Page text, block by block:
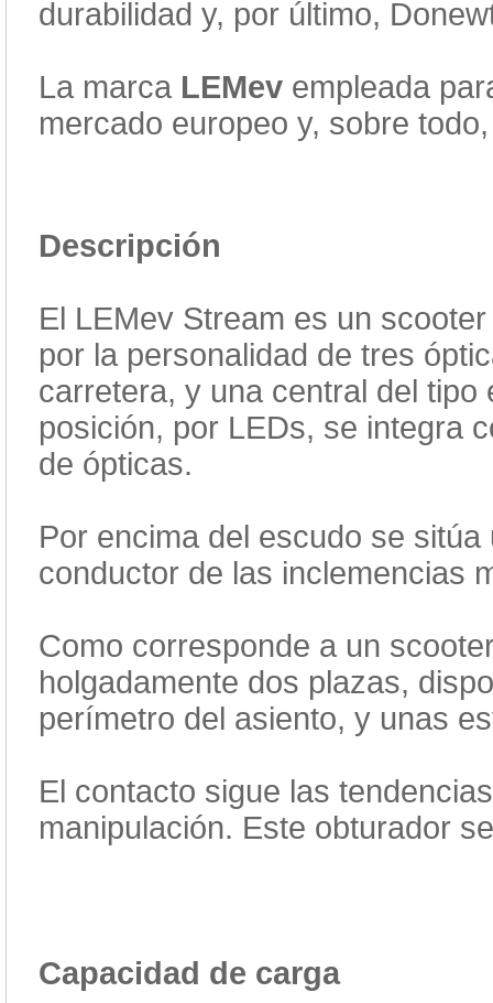
durabilidad y, por último,
La marca LEMev empleada
mercado europeo y, sobre
Descripción
El LEMev Stream es un
por la personalidad de tres
carretera, y una central del
posición, por LEDs, se integra
de ópticas.
Por encima del escudo se
conductor de las inclemencias
Como corresponde a un
holgadamente dos plazas,
perímetro del asiento, y unas
El contacto sigue las
manipulación. Este obturador
Capacidad de carga